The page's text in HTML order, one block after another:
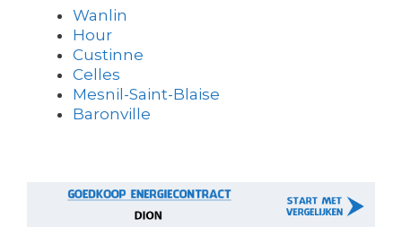
Wanlin
Hour
Custinne
Celles
Mesnil-Saint-Blaise
Baronville